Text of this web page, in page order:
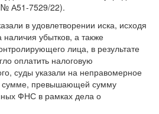
с иском о взыскании с учредителя
в удовлетворении иска, исходя
наличия убытков, а также
лица, в результате
оплатить налоговую
суды указали на неправомерное
сумме, превышающей сумму
ФНС в рамках дела о